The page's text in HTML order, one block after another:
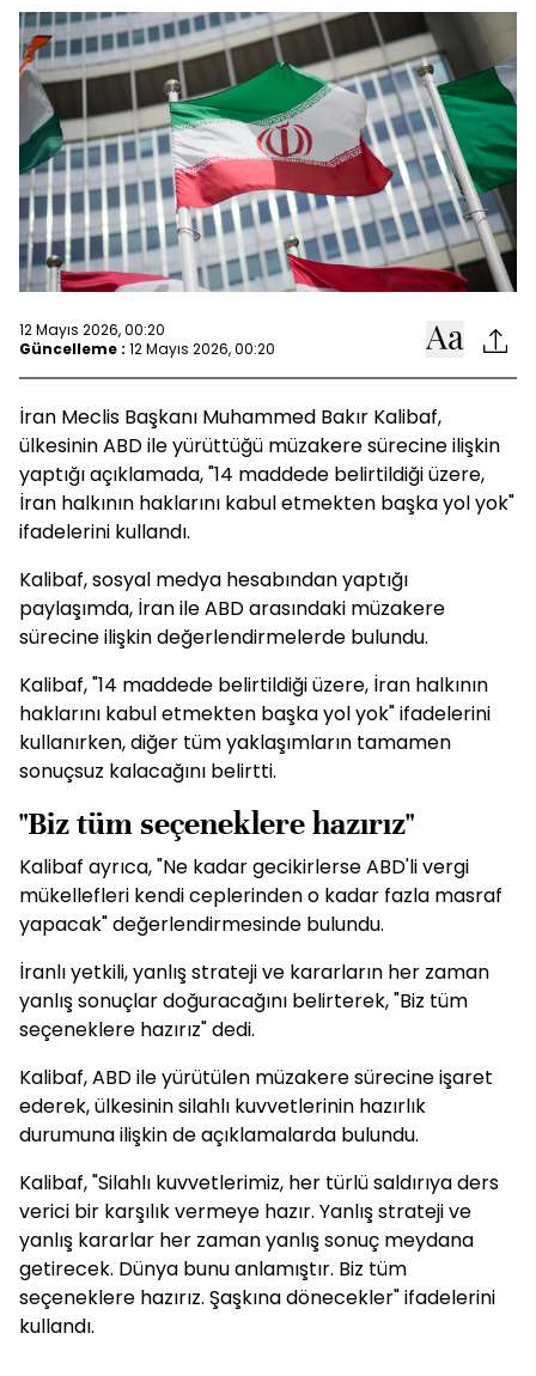
12 Mayıs 2026, 00:20
Güncelleme : 12 Mayıs 2026, 00:20
İran Meclis Başkanı Muhammed Bakır Kalibaf,
ülkesinin ABD ile yürüttüğü müzakere sürecine ilişkin
yaptığı açıklamada, "14 maddede belirtildiği üzere,
İran halkının haklarını kabul etmekten başka yol yok"
ifadelerini kullandı.
Kalibaf, sosyal medya hesabından yaptığı
paylaşımda, İran ile ABD arasındaki müzakere
sürecine ilişkin değerlendirmelerde bulundu.
Kalibaf, "14 maddede belirtildiği üzere, İran halkının
haklarını kabul etmekten başka yol yok" ifadelerini
kullanırken, diğer tüm yaklaşımların tamamen
sonuçsuz kalacağını belirtti.
"Biz tüm seçeneklere hazırız"
Kalibaf ayrıca, "Ne kadar gecikirlerse ABD'li vergi
mükellefleri kendi ceplerinden o kadar fazla masraf
yapacak" değerlendirmesinde bulundu.
İranlı yetkili, yanlış strateji ve kararların her zaman
yanlış sonuçlar doğuracağını belirterek, "Biz tüm
seçeneklere hazırız" dedi.
Kalibaf, ABD ile yürütülen müzakere sürecine işaret
ederek, ülkesinin silahlı kuvvetlerinin hazırlık
durumuna ilişkin de açıklamalarda bulundu.
Kalibaf, "Silahlı kuvvetlerimiz, her türlü saldırıya ders
verici bir karşılık vermeye hazır. Yanlış strateji ve
yanlış kararlar her zaman yanlış sonuç meydana
getirecek. Dünya bunu anlamıştır. Biz tüm
seçeneklere hazırız. Şaşkına dönecekler" ifadelerini
kullandı.